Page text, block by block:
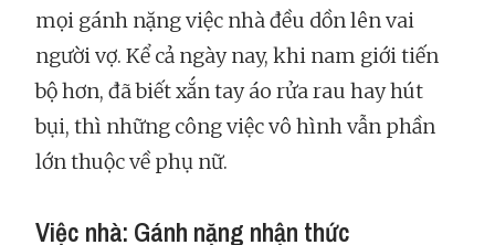
mọi gánh nặng việc nhà đều dồn lên vai
người vợ. Kể cả ngày nay, khi nam giới tiến
bộ hơn, đã biết xắn tay áo rửa rau hay hút
bụi, thì những công việc vô hình vẫn phần
lớn thuộc về phụ nữ.
Việc nhà: Gánh nặng nhận thức